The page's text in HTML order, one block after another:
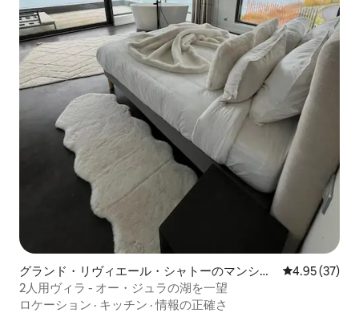
グランド・リヴィエール・シャトーのマンショ
ン・アパート
レビュー37
4.95 (37)
2人用ヴィラ - オー・ジュラの湖を一望
ロケーション · キッチン ·情報の正確さ